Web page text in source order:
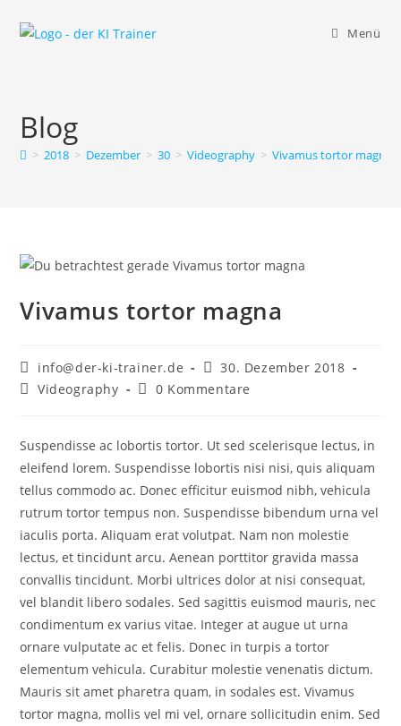
Inhalt
Menü
Blog
> 2018 > Dezember > 30 > Videography > Vivamus tortor magna
Vivamus tortor magna
Beitrags-
Autor:
info@der-ki-trainer.de
Beitrag
veröffentlicht:
30. Dezember 2018
Beitrags-
Videography
Beitrags-
0 Kommentare
Suspendisse ac lobortis tortor. Ut sed scelerisque lectus, in
eleifend lorem. Suspendisse lobortis nisi nisi, quis aliquam
tellus commodo ac. Donec efficitur euismod nibh, vehicula
rutrum tortor tempus non. Suspendisse bibendum urna vel
iaculis porta. Aliquam erat volutpat. Nam non molestie
lectus, et tincidunt arcu. Aenean porttitor gravida massa
convallis tincidunt. Morbi ultrices dolor at nisi consequat,
vel blandit libero sodales. Sed sagittis euismod mauris, nec
condimentum ex varius vitae. Integer at augue ut urna
ornare vulputate ac et felis. Donec in turpis a tortor
elementum vehicula. Curabitur molestie venenatis dictum.
Mauris sit amet pharetra quam, in sodales est. Vivamus
tortor magna, mollis vel mi vel, ornare sollicitudin enim. Sed